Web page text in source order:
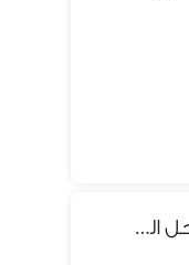
مطلوب مشرفون امن وحراسة للعمل بإحدى القرى السياحية بالساحل الشمالي